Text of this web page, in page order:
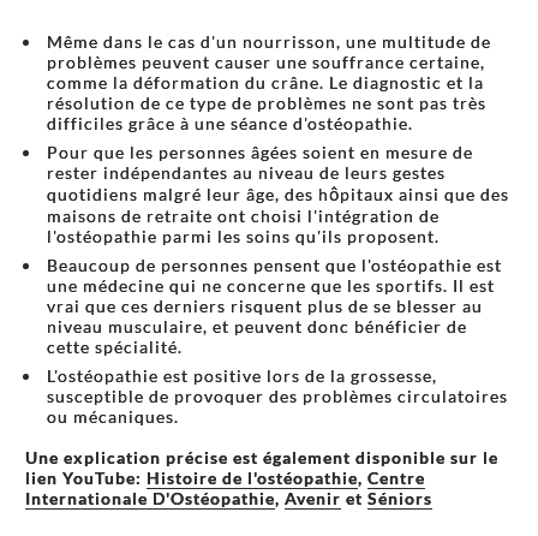
Même dans le cas d'un nourrisson, une multitude de
problèmes peuvent causer une souffrance certaine,
comme la déformation du crâne. Le diagnostic et la
résolution de ce type de problèmes ne sont pas très
difficiles grâce à une séance d'ostéopathie.
Pour que les personnes âgées soient en mesure de
rester indépendantes au niveau de leurs gestes
quotidiens malgré leur âge, des hôpitaux ainsi que des
maisons de retraite ont choisi l'intégration de
l'ostéopathie parmi les soins qu'ils proposent.
Beaucoup de personnes pensent que l'ostéopathie est
une médecine qui ne concerne que les sportifs. Il est
vrai que ces derniers risquent plus de se blesser au
niveau musculaire, et peuvent donc bénéficier de
cette spécialité.
L'ostéopathie est positive lors de la grossesse,
susceptible de provoquer des problèmes circulatoires
ou mécaniques.
Une explication précise est également disponible sur le
lien YouTube: Histoire de l'ostéopathie, Centre
Internationale D'Ostéopathie, Avenir et Séniors